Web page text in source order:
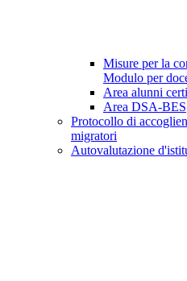
Misure per la
Modulo per
Area alunni
Area DSA-BES
Protocollo di
migratori
Autovalutazione